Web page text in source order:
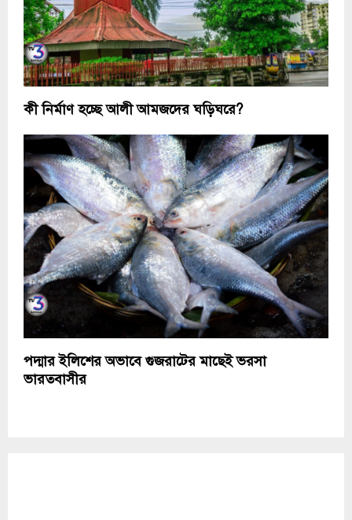
কী নির্মাণ হচ্ছে আলী আমজদের ঘড়িঘরে?
পদ্মার ইলিশের অভাবে গুজরাটের মাছেই ভরসা
ভারতবাসীর